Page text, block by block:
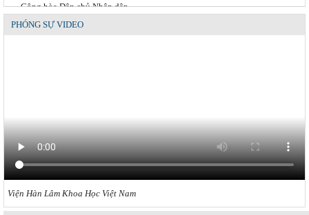
Cộng hòa Dân chủ Nhân dân
Viện Hàn lâm Khoa học xã hội Việt Nam và Học viện Chính trị và Hành
chính quốc gia Lào ký Thỏa
PHÓNG SỰ VIDEO
Viện Hàn Lâm Khoa Học Việt Nam